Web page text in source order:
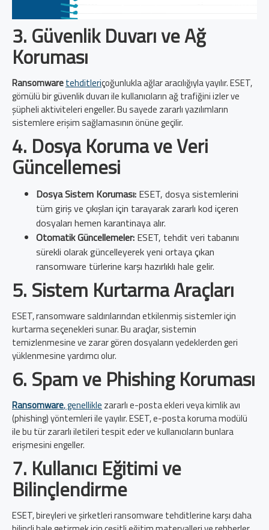
3. Güvenlik Duvarı ve Ağ
Koruması
Ransomwaretehditleriçoğunlukla ağlar aracılığıyla yayılır. ESET,
gömülü bir güvenlik duvarı ile kullanıcıların ağ trafiğini izler ve
şüpheli aktiviteleri engeller. Bu sayede zararlı yazılımların
sistemlere erişim sağlamasının önüne geçilir.
4. Dosya Koruma ve Veri
Güncellemesi
Dosya Sistem Koruması: ESET, dosya sistemlerini
tüm giriş ve çıkışları için tarayarak zararlı kod içeren
dosyaları hemen karantinaya alır.
Otomatik Güncellemeler: ESET, tehdit veri tabanını
sürekli olarak güncelleyerek yeni ortaya çıkan
ransomware türlerine karşı hazırlıklı hale gelir.
5. Sistem Kurtarma Araçları
ESET, ransomware saldırılarından etkilenmiş sistemler için
kurtarma seçenekleri sunar. Bu araçlar, sistemin
temizlenmesine ve zarar gören dosyaların yedeklerden geri
yüklenmesine yardımcı olur.
6. Spam ve Phishing Koruması
Ransomware, genellikle zararlı e-posta ekleri veya kimlik avı
(phishing) yöntemleri ile yayılır. ESET, e-posta koruma modülü
ile bu tür zararlı iletileri tespit eder ve kullanıcıların bunlara
erişmesini engeller.
7. Kullanıcı Eğitimi ve
Bilinçlendirme
ESET, bireyleri ve şirketleri ransomware tehditlerine karşı daha